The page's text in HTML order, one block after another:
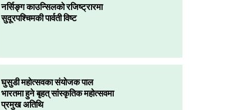
नर्सिङ्ग काउन्सिलको रजिष्ट्रारमा
सुदूरपश्चिमकी पार्वती विष्ट
घुसुडी महोत्सवका संयोजक पाल
भारतमा हुने बृहत् सांस्कृतिक महोत्सवमा
प्रमुख अतिथि